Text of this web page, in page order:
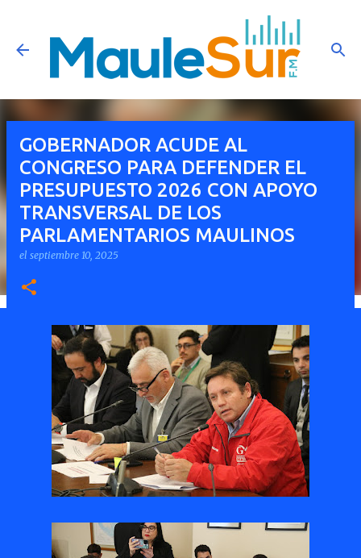
Ir al contenido principal
GOBERNADOR ACUDE AL
CONGRESO PARA DEFENDER EL
PRESUPUESTO 2026 CON APOYO
TRANSVERSAL DE LOS
PARLAMENTARIOS MAULINOS
el septiembre 10, 2025